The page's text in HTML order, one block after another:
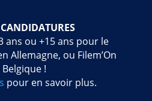
ans ou +15 ans pour le
Allemagne, ou Filem’On
Belgique !
pour en savoir plus.